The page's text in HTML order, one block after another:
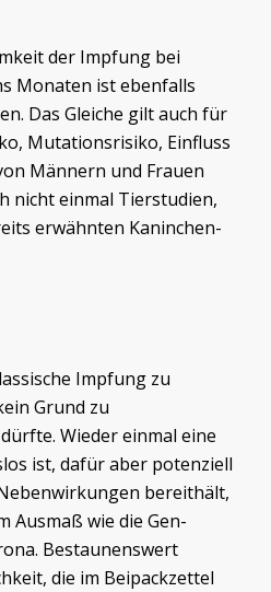
der Impfung bei
Monaten ist ebenfalls
Das Gleiche gilt auch für
Mutationsrisiko, Einfluss
Männern und Frauen
nicht einmal Tierstudien,
erwähnten Kaninchen-
Impfung zu
Grund zu
Wieder einmal eine
ist, dafür aber potenziell
bereithält,
Ausmaß wie die Gen-
Bestaunenswert
die im Beipackzettel